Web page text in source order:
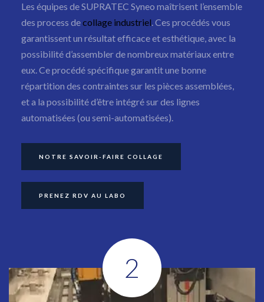
Systèmes de dosage
Systèmes de vidange
Traitement de surface
Robot de dosage
Consommables et accessoires
Les équipes de SUPRATEC Syneo maîtrisent l’ensemble
des process decollage industriel. Ces procédés vous
garantissent un résultat efficace et esthétique, avec la
possibilité d’assembler de nombreux matériaux entre
eux. Ce procédé spécifique garantit une bonne
répartition des contraintes sur les pièces assemblées,
et a la possibilité d’être intégré sur des lignes
automatisées (ou semi-automatisées).
NOTRE SAVOIR-FAIRE COLLAGE
PRENEZ RDV AU LABO
2